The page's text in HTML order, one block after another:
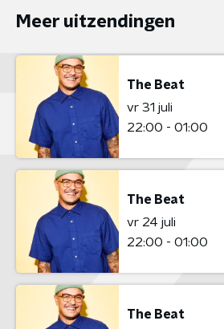
Meer uitzendingen
The Beat
vr 31 juli
22:00 - 01:00
The Beat
vr 24 juli
22:00 - 01:00
The Beat